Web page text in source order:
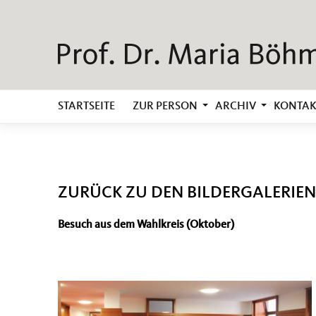
STARTSEITE ZUR PERSON ARCHIV
ZURÜCK ZU DEN BILDERGALERIEN
Besuch aus dem Wahlkreis (Oktober)